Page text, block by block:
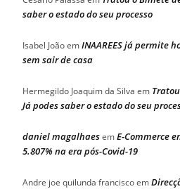
saber o estado do seu processo
Isabel JoãoemINAAREES já permite
sem sair de casa
Hermegildo Joaquim da Silva em
Já podes saber o estado do seu
daniel magalhaesemE-Commerce
5.807% na era pós-Covid-19
Andre joe quilunda franciscoem